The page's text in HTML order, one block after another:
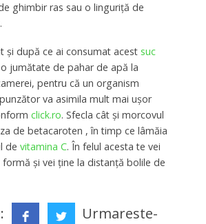
ghimbir ras sau o linguriță de
și după ce ai consumat acest suc
jumătate de pahar de apă la
pentru că un organism
va asimila mult mai ușor
click.ro. Sfecla cât și morcovul
de betacaroten , în timp ce lâmăia
de vitamina C. În felul acesta te vei
și vei ține la distanță bolile de
Urmareste-